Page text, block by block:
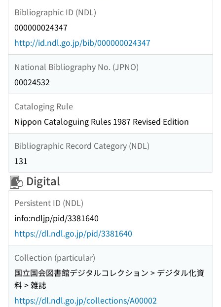
Bibliographic ID (NDL)
000000024347
http://id.ndl.go.jp/bib/000000024347
National Bibliography No. (JPNO)
00024532
Cataloging Rule
Nippon Cataloguing Rules 1987 Revised Edition
Bibliographic Record Category (NDL)
131
Digital
Persistent ID (NDL)
info:ndljp/pid/3381640
https://dl.ndl.go.jp/pid/3381640
Collection (particular)
国立国会図書館デジタルコレクション > デジタル化資
料 > 雑誌
https://dl.ndl.go.jp/collections/A00002